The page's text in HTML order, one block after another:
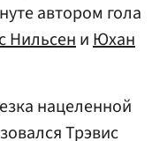
автором гола
НильсениЮхан
нацеленной
Трэвис